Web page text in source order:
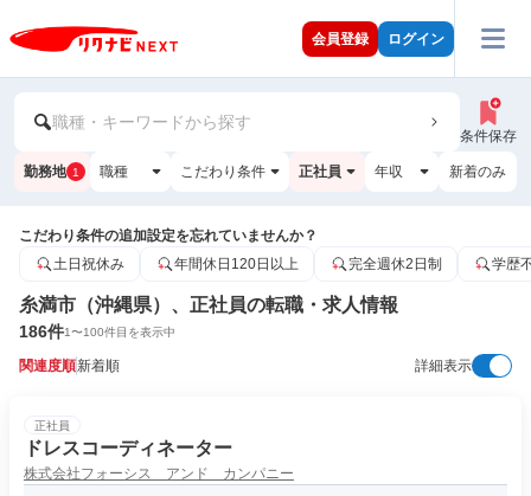
会員登録 ログイン
職種・キーワードから探す
条件保存
勤務地 1 職種 こだわり条件 正社員 年収 新着のみ
こだわり条件の追加設定を忘れていませんか？
土日祝休み
年間休日120日以上 完全週休2日制 学歴
糸満市（沖縄県）、正社員の転職・求人情報
186件1〜100件目を表示中
関連度順新着順 詳細表示
正社員
ドレスコーディネーター
株式会社フォーシス アンド カンパニー